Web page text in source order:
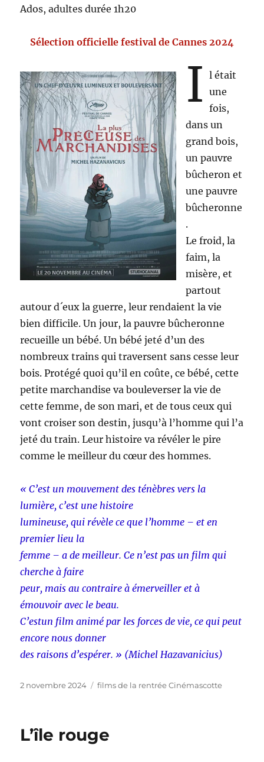
Ados, adultes durée 1h20
Sélection officielle festival de Cannes 2024
I
l était
une
fois,
dans un
grand bois,
un pauvre
bûcheron et
une pauvre
bûcheronne
.
Le froid, la
faim, la
misère, et
partout
autour d´eux la guerre, leur rendaient la vie
bien difficile. Un jour, la pauvre bûcheronne
recueille un bébé. Un bébé jeté d’un des
nombreux trains qui traversent sans cesse leur
bois. Protégé quoi qu’il en coûte, ce bébé, cette
petite marchandise va bouleverser la vie de
cette femme, de son mari, et de tous ceux qui
vont croiser son destin, jusqu’à l’homme qui l’a
jeté du train. Leur histoire va révéler le pire
comme le meilleur du cœur des hommes.
« C’est un mouvement des ténèbres vers la
lumière, c’est une histoire
lumineuse, qui révèle ce que l’homme – et en
premier lieu la
femme – a de meilleur. Ce n’est pas un film qui
cherche à faire
peur, mais au contraire à émerveiller et à
émouvoir avec le beau.
C’estun film animé par les forces de vie, ce qui peut
encore nous donner
des raisons d’espérer. » (Michel Hazavanicius)
Publié
2 novembre 2024 Catégories
films de la rentrée Cinémascotte
L’île rouge